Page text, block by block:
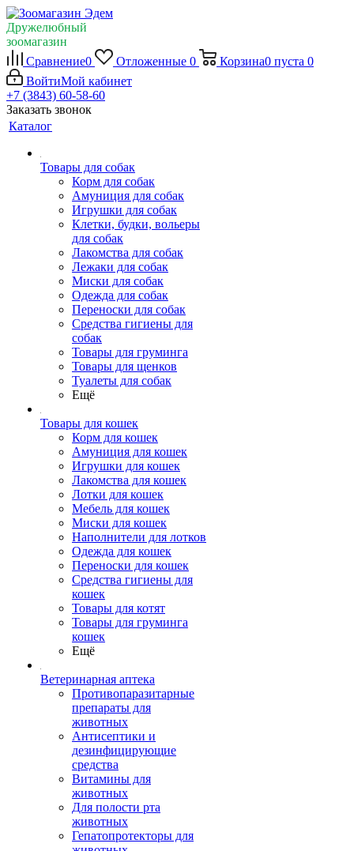
Дружелюбный
зоомагазин
Сравнение0 Отложенные 0 Корзина0 пуста 0
ВойтиМой кабинет
+7 (3843) 60-58-60
Заказать звонок
Каталог
Товары для собак
Корм для собак
Амуниция для собак
Игрушки для собак
Клетки, будки, вольеры
для собак
Лакомства для собак
Лежаки для собак
Миски для собак
Одежда для собак
Переноски для собак
Средства гигиены для
собак
Товары для груминга
Товары для щенков
Туалеты для собак
Ещё
Товары для кошек
Корм для кошек
Амуниция для кошек
Игрушки для кошек
Лакомства для кошек
Лотки для кошек
Мебель для кошек
Миски для кошек
Наполнители для лотков
Одежда для кошек
Переноски для кошек
Средства гигиены для
кошек
Товары для котят
Товары для груминга
кошек
Ещё
Ветеринарная аптека
Противопаразитарные
препараты для
животных
Антисептики и
дезинфицирующие
средства
Витамины для
животных
Для полости рта
животных
Гепатопротекторы для